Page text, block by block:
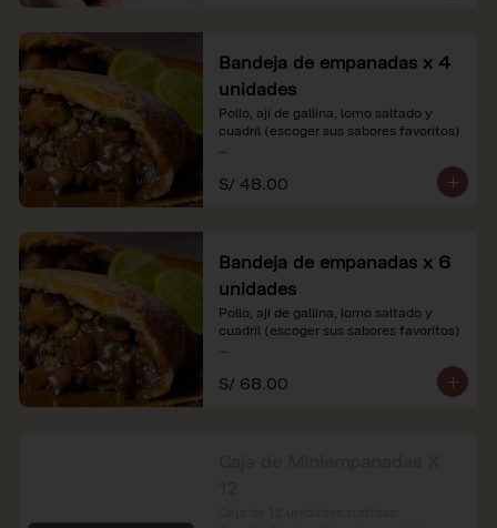
Bandeja de empanadas x 4
unidades
Pollo, ají de gallina, lomo saltado y
cuadril (escoger sus sabores favoritos)
*Nuestros precios están expresados en
soles e incluyen impuestos de ley y
S/ 48.00
Bandeja de empanadas x 6
unidades
Pollo, ají de gallina, lomo saltado y
cuadril (escoger sus sabores favoritos)
*Nuestros precios están expresados en
soles e incluyen impuestos de ley y
S/ 68.00